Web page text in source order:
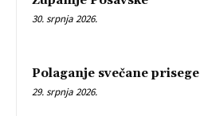
30. srpnja 2026.
Polaganje svečane prisege
29. srpnja 2026.